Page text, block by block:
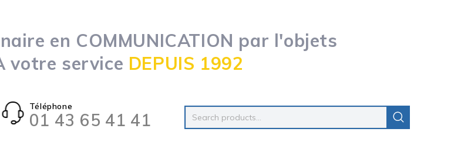
en COMMUNICATION par l'objets
votre service DEPUIS 1992
Téléphone
01 43 65 41 41